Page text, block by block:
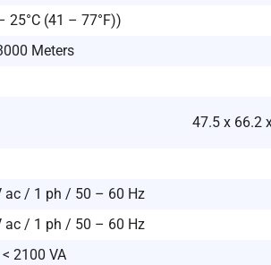
25°C (41 – 77°F))
Meters
47.5 x 66.2
ac / 1 ph / 50 – 60 Hz
ac / 1 ph / 50 – 60 Hz
< 2100 VA